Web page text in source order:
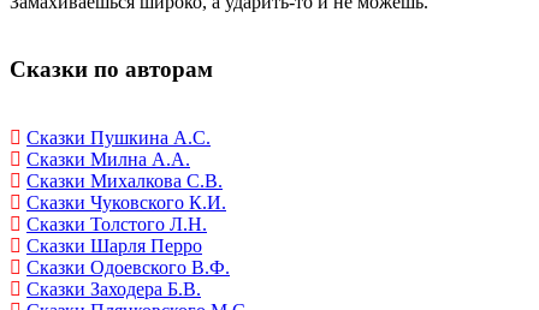
Сказки по авторам
Сказки Пушкина А.С.
Сказки Милна А.А.
Сказки Михалкова С.В.
Сказки Чуковского К.И.
Сказки Толстого Л.Н.
Сказки Шарля Перро
Сказки Одоевского В.Ф.
Сказки Заходера Б.В.